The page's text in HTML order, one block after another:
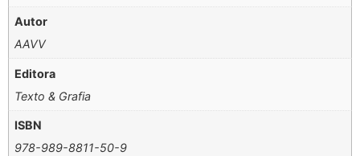
Autor
AAVV
Editora
Texto & Grafia
ISBN
978-989-8811-50-9